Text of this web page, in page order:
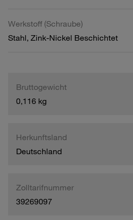
Werkstoff (Schraube)
Stahl, Zink-Nickel Beschichtet
Bruttogewicht
0,116 kg
Herkunftsland
Deutschland
Zolltarifnummer
39269097